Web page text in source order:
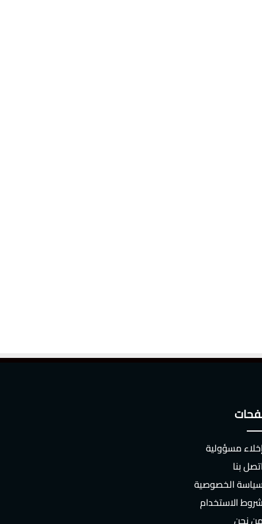
مسؤولية
اتصل بنا
الخصوصية
شروط الاستخدام